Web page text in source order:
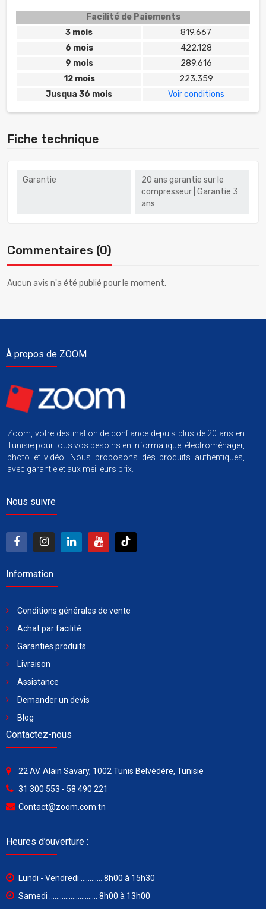
Facilité de Paiements
3 mois
819.667
6 mois
422.128
9 mois
289.616
12 mois
223.359
Jusqua 36 mois
Voir conditions
Fiche technique
Garantie
20 ans garantie sur le
compresseur | Garantie 3
ans
Commentaires (0)
Aucun avis n'a été publié pour le moment.
À propos de ZOOM
Zoom, votre destination de confiance depuis plus de 20 ans en
Tunisie pour tous vos besoins en informatique, électroménager,
photo et vidéo. Nous proposons des produits authentiques,
avec garantie et aux meilleurs prix.
Nous suivre
Information
Conditions générales de vente
Achat par facilité
Garanties produits
Livraison
Assistance
Demander un devis
Blog
Contactez-nous
22 AV. Alain Savary, 1002 Tunis Belvédère, Tunisie
31 300 553 - 58 490 221
Contact@zoom.com.tn
Heures d’ouverture :
Lundi - Vendredi ............ 8h00 à 15h30
Samedi ........................... 8h00 à 13h00